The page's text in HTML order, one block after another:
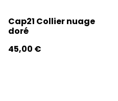
Cap21 Collier nuage
doré
45,00 €